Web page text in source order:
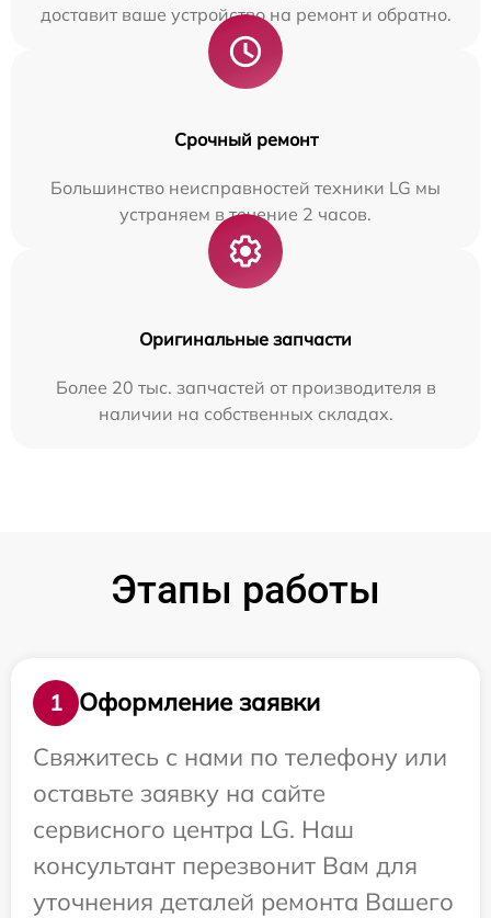
доставит ваше устройство на ремонт и обратно.
Срочный ремонт
Большинство неисправностей техники LG мы
устраняем в течение 2 часов.
Оригинальные запчасти
Более 20 тыс. запчастей от производителя в
наличии на собственных складах.
Этапы работы
1
Оформление заявки
Свяжитесь с нами по телефону или
оставьте заявку на сайте
сервисного центра LG. Наш
консультант перезвонит Вам для
уточнения деталей ремонта Вашего